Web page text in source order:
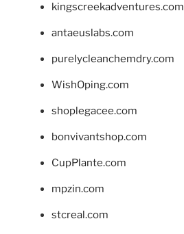
kingscreekadventures.com
antaeuslabs.com
purelycleanchemdry.com
WishOping.com
shoplegacee.com
bonvivantshop.com
CupPlante.com
mpzin.com
stcreal.com